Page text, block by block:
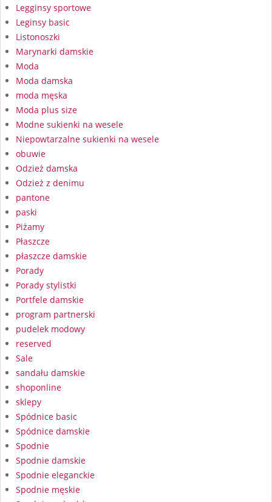
Legginsy sportowe
Leginsy basic
Listonoszki
Marynarki damskie
Moda
Moda damska
moda męska
Moda plus size
Modne sukienki na wesele
Niepowtarzalne sukienki na wesele
obuwie
Odzież damska
Odzież z denimu
pantone
paski
Piżamy
Płaszcze
płaszcze damskie
Porady
Porady stylistki
Portfele damskie
program partnerski
pudelek modowy
reserved
Sale
sandału damskie
shoponline
sklepy
Spódnice basic
Spódnice damskie
Spodnie
Spodnie damskie
Spodnie eleganckie
Spodnie męskie